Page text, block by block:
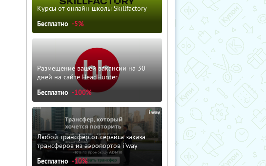
Курсы от онлайн-школы Skillfactory
Бесплатно -5%
Размещение вашей вакансии на 30
дней на сайте HeadHunter
Бесплатно -100%
Любой трансфер от сервиса заказа
трансферов из аэропортов i'way
Бесплатно -10%